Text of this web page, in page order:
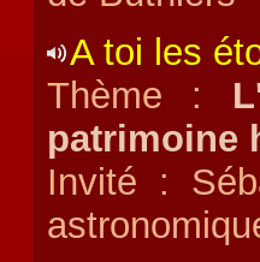
A toi les
Thème :
patrimoine
Invité :